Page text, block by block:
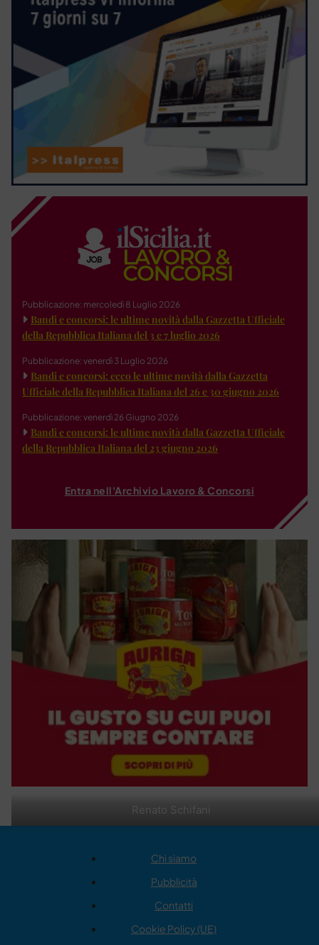
Renato Schifani
Pubblicazione: mercoledì 8 Luglio 2026
Bandi e concorsi: le ultime novità dalla Gazzetta Ufficiale
della Repubblica Italiana del 3 e 7 luglio 2026
Pubblicazione: venerdì 3 Luglio 2026
Bandi e concorsi: ecco le ultime novità dalla Gazzetta
Ufficiale della Repubblica Italiana del 26 e 30 giugno 2026
Pubblicazione: venerdì 26 Giugno 2026
Bandi e concorsi: le ultime novità dalla Gazzetta Ufficiale
della Repubblica Italiana del 23 giugno 2026
Entra nell'Archivio Lavoro & Concorsi
Chi siamo
Pubblicità
Contatti
Cookie Policy (UE)